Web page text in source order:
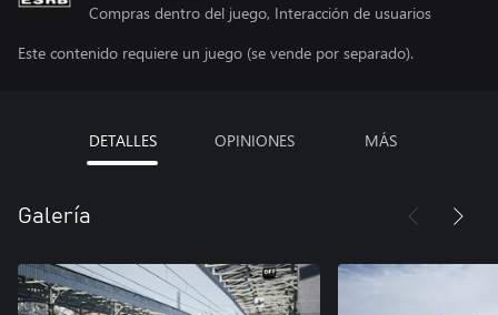
Compras dentro del juego, Interacción de usuarios
Este contenido requiere un juego (se vende por separado).
DETALLES OPINIONES MÁS
Galería